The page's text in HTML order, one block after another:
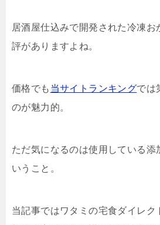
居酒屋仕込みで開発された冷凍お
評がありますよね。
価格でも 当サイトランキングでは
のが魅力的。
ただ気になるのは使用している添
いうこと。
当記事ではワタミの宅食ダイレク